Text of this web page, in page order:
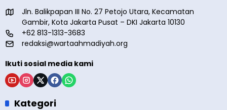
Jln. Balikpapan III No. 27 Petojo Utara, Kecamatan
Gambir, Kota Jakarta Pusat – DKI Jakarta 10130
+62 813-1313-3683
redaksi@wartaahmadiyah.org
Ikuti sosial media kami
Kategori